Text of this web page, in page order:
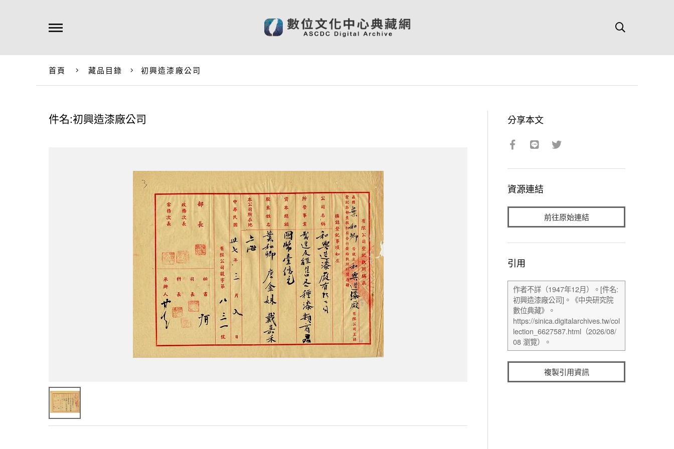
首頁 藏品目錄 初興造漆廠公司
件名:初興造漆廠公司 分享本文
資源連結
前往原始連結
引用
複製引用資訊